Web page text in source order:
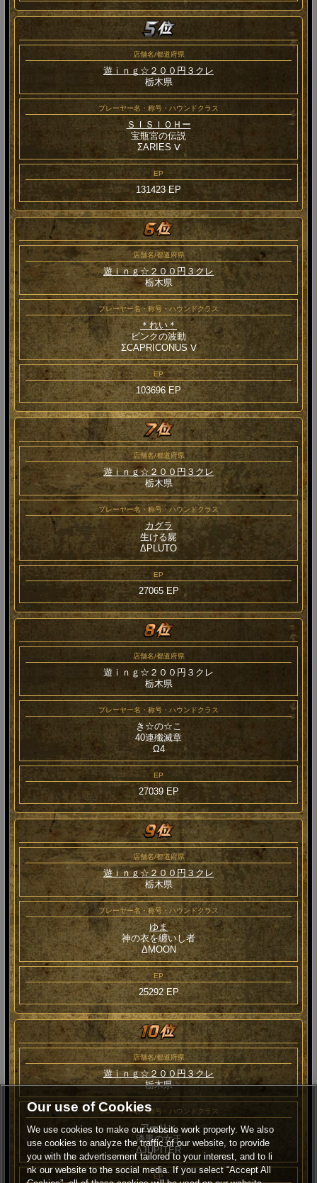
店舗名/都道府県
遊ｉｎｇ☆２００円３クレ
栃木県
プレーヤー名・称号・ハウンドクラス
ＳＩＳＩＯＨー
宝瓶宮の伝説
ΣARIES Ⅴ
EP
131423 EP
店舗名/都道府県
遊ｉｎｇ☆２００円３クレ
栃木県
プレーヤー名・称号・ハウンドクラス
＊れい＊
ピンクの波動
ΣCAPRICONUS Ⅴ
EP
103696 EP
店舗名/都道府県
遊ｉｎｇ☆２００円３クレ
栃木県
プレーヤー名・称号・ハウンドクラス
カグラ
生ける屍
ΔPLUTO
EP
27065 EP
店舗名/都道府県
遊ｉｎｇ☆２００円３クレ
栃木県
プレーヤー名・称号・ハウンドクラス
き☆の☆こ
40連殲滅章
Ω4
EP
27039 EP
店舗名/都道府県
遊ｉｎｇ☆２００円３クレ
栃木県
プレーヤー名・称号・ハウンドクラス
ゆま
神の衣を纏いし者
ΔMOON
EP
25292 EP
店舗名/都道府県
遊ｉｎｇ☆２００円３クレ
栃木県
プレーヤー名・称号・ハウンドクラス
アーリィ
漆黒の女王
ΔJUPITER
EP
Our use of Cookies
We use cookies to make our website work properly. We also
use cookies to analyze the traffic of our website, to provide
you with the advertisement tailored to your interest, and to li
nk our website to the social media. If you select “Accept All